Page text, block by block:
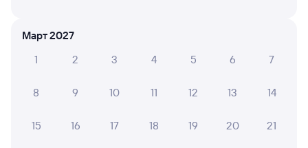
ЖД билеты Полоцк
Март 2027
1
2 3 4 5 6 7
8 9 10 11 12 13 14
15 16 17 18 19 20 21